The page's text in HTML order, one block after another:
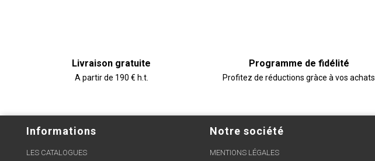
Livraison gratuite
A partir de 190 € h.t.
Programme de fidélité
Profitez de réductions gràce à vos achats
Informations
LES CATALOGUES
Notre société
MENTIONS LÉGALES